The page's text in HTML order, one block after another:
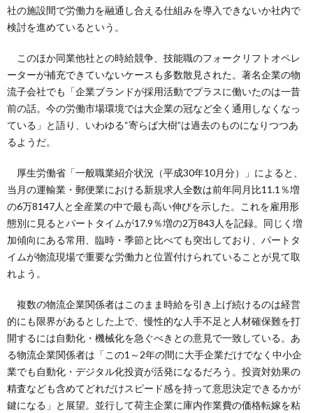
社の施設間で労働力を融通し合える仕組みを導入できないか社内で
検討を進めているという。
このほか同業他社との時給競争、技能職のフォークリフトオペレ
ーターが補充できていないケースも多数散見された。著名企業の物
流子会社でも「企業ブランドが採用活動でプラスに働いたのは一昔
前の話。今の労働市場環境では大企業の冠など全く通用しなくなっ
ている」と語り、いわゆる“寄らば大樹”は過去のものになりつつあ
るようだ。
厚生労働省「一般職業紹介状況（平成30年10月分）」によると、
当月の運輸業・郵便業における新規求人全数は前年同月比11.1％増
の6万8147人と全産業の中で最も高い伸びを示した。これを雇用形
態別に見るとパートタイムが17.9％増の2万843人を記録。同じく増
加傾向にある常用、臨時・季節と比べても突出しており、パートタ
イムが物流現場で重要な労働力と位置付けられていることが見て取
れよう。
複数の物流企業関係者はこのまま時給を引き上げ続けるのは経営
的にも限界があるとした上で、慢性的な人手不足と人材確保難を打
開するには自動化・機械化を急ぐべきとの意見で一致している。あ
る物流企業関係者は「この1～2年の間に大手企業だけでなく中小企
業でも自動化・デジタル化投資が活発になるだろう。投資対効果の
精査なども含めてどれだけスピード感を持って意思決定できるかが
鍵になる」と展望。並行して荷主企業に庫内作業費の価格転嫁を粘